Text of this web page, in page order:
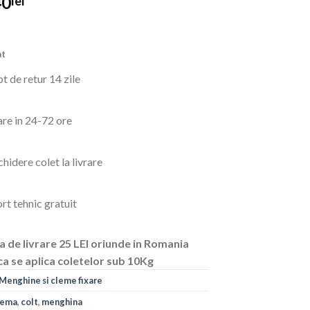
de retur 14 zile
in 24-72 ore
colet la livrare
tehnic gratuit
de livrare 25 LEI oriunde in Romania
se aplica coletelor sub 10Kg
Menghine si cleme fixare
, colt, menghina